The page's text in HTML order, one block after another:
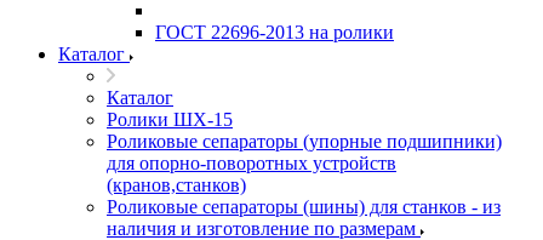
ГОСТ 22696-2013 на ролики
Каталог
Каталог
Ролики ШХ-15
Роликовые сепараторы (упорные подшипники)
для опорно-поворотных устройств
(кранов,станков)
Роликовые сепараторы (шины) для станков - из
наличия и изготовление по размерам